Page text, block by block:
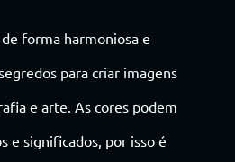
forma harmoniosa e
para criar imagens
e arte. As cores podem
e significados, por isso é